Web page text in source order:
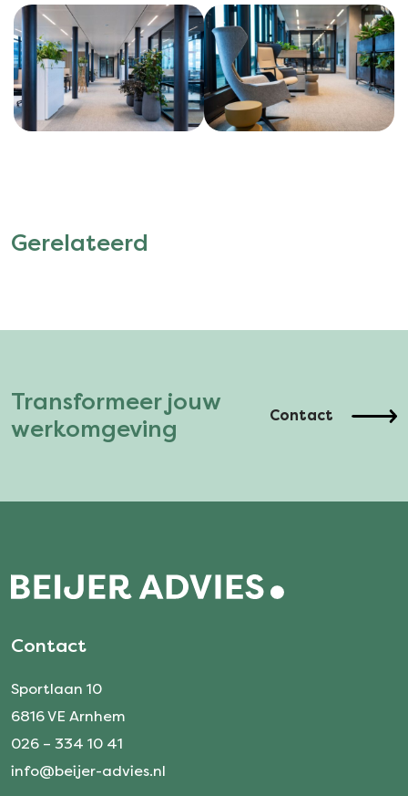
Gerelateerd
Transformeer jouw
werkomgeving
Contact
Contact
Sportlaan 10
6816 VE Arnhem
026 – 334 10 41
info@beijer-advies.nl